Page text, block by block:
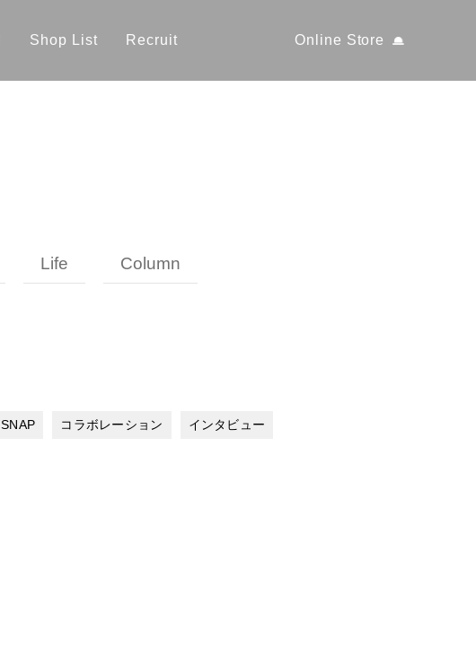
Online Store
Shop List Recruit
Life Column
SNAP コラボレーション インタビュー